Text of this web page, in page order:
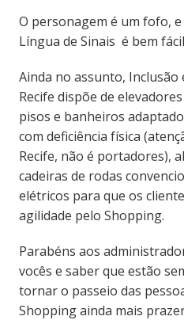
O personagem é um fofo,
Língua de Sinais é bem
Ainda no assunto, Inclusão
Recife dispõe de
pisos e banheiros
com deficiência física
Recife, não é portadores),
cadeiras de rodas
elétricos para que os
agilidade pelo Shopping.
Parabéns aos
vocês e saber que estão
tornar o passeio das
Shopping ainda mais